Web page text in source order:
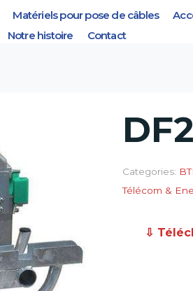
Matériels pour pose de câbles
Notre histoire
Contact
Categories:
Télécom &
⇩